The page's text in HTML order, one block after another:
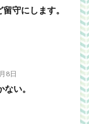
守にします。
8日
い。